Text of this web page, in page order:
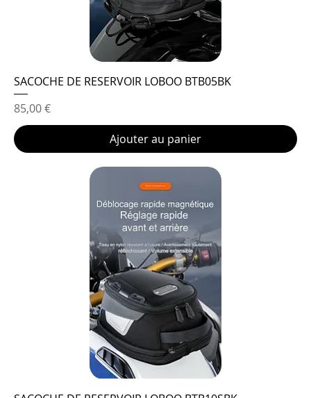
SACOCHE DE RESERVOIR LOBOO BTB05BK
Prix
85,00 €
Ajouter au panier